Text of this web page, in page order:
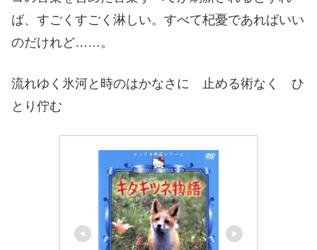
ば、すごくすごく淋しい。すべて杞憂であればいい
のだけれど……。
流れゆく氷河と時のはかなさに 止める術なく ひ
とり佇む